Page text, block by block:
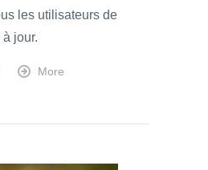
les utilisateurs de
jour.
More